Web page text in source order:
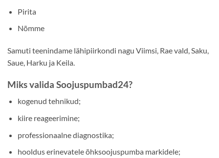
Pirita
Nõmme
Samuti teenindame lähipiirkondi nagu Viimsi, Rae vald, Saku,
Saue, Harku ja Keila.
Miks valida Soojuspumbad24?
kogenud tehnikud;
kiire reageerimine;
professionaalne diagnostika;
hooldus erinevatele õhksoojuspumba markidele;